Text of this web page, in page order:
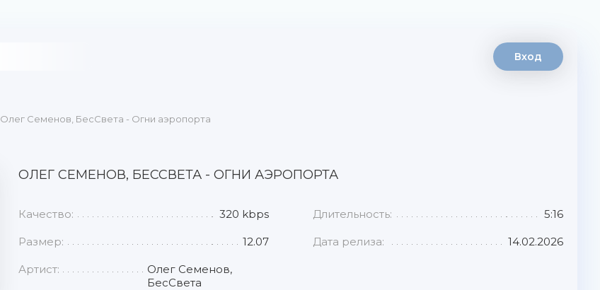
Вход
Олег Семенов, БесСвета - Огни аэропорта
ОЛЕГ СЕМЕНОВ, БЕССВЕТА - ОГНИ АЭРОПОРТА
Качество: 320 kbps Длительность: 5:16
Размер: 12.07 Дата релиза: 14.02.2026
Артист:
Олег Семенов,
БесСвета